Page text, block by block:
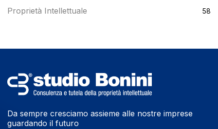
Proprietà Intellettuale 58
Da sempre cresciamo assieme alle nostre imprese
guardando il futuro